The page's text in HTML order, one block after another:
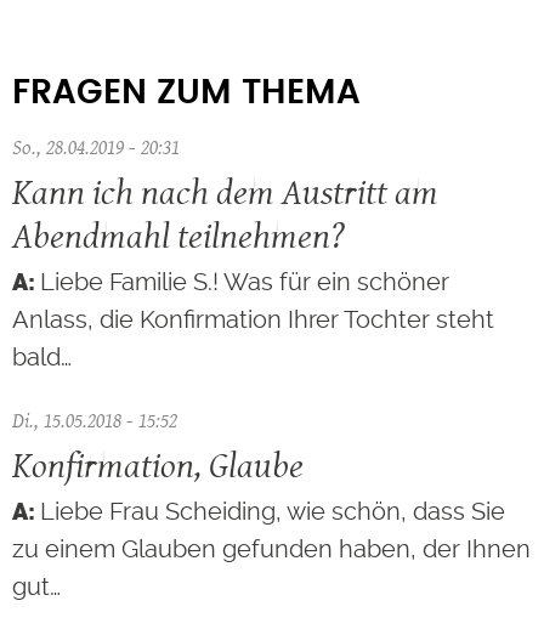
FRAGEN ZUM THEMA
So., 28.04.2019 - 20:31
Kann ich nach dem Austritt am
Abendmahl teilnehmen?
Liebe Familie S.! Was für ein schöner
Anlass, die Konfirmation Ihrer Tochter steht
bald…
Di., 15.05.2018 - 15:52
Konfirmation, Glaube
Liebe Frau Scheiding, wie schön, dass Sie
zu einem Glauben gefunden haben, der Ihnen
gut…